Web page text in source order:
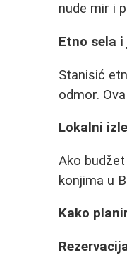
nude mir i
Etno sela i
Stanisić
odmor.
Lokalni
Ako
konjima u
Kako